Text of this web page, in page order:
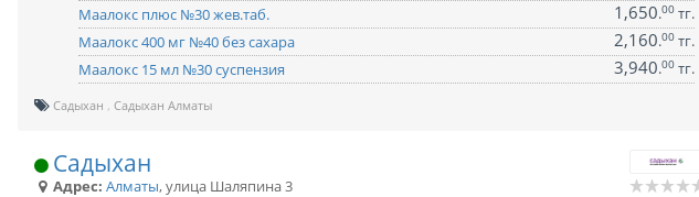
Маалокс плюс №30 жев.таб.
1,650.00тг.
Маалокс 400 мг №40 без сахара
2,160.00тг.
Маалокс 15 мл №30 суспензия
3,940.00тг.
Садыхан Садыхан Алматы
Садыхан
Адрес: Алматы,улица Шаляпина 3